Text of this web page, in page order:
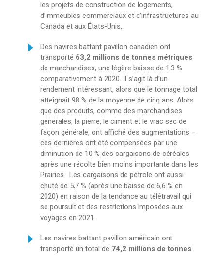
les projets de construction de logements,
d’immeubles commerciaux et d’infrastructures au
Canada et aux États-Unis.
Des navires battant pavillon canadien ont
transporté 63,2 millions de tonnes métriques
de marchandises, une légère baisse de 1,3 %
comparativement à 2020. Il s’agit là d’un
rendement intéressant, alors que le tonnage total
atteignait 98 % de la moyenne de cinq ans. Alors
que des produits, comme des marchandises
générales, la pierre, le ciment et le vrac sec de
façon générale, ont affiché des augmentations –
ces dernières ont été compensées par une
diminution de 10 % des cargaisons de céréales
après une récolte bien moins importante dans les
Prairies. Les cargaisons de pétrole ont aussi
chuté de 5,7 % (après une baisse de 6,6 % en
2020) en raison de la tendance au télétravail qui
se poursuit et des restrictions imposées aux
voyages en 2021.
Les navires battant pavillon américain ont
transporté un total de 74,2 millions de tonnes